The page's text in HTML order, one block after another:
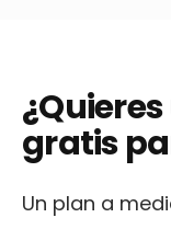
gratis
Un plan a